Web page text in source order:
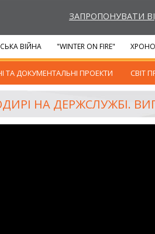
ЗАПРОПОНУВАТИ
ТА ДОКУМЕНТАЛЬНІ ПРОЕКТИ СВІТ
ВІЙНА "WINTER ON FIRE"
НА ДЕРЖСЛУЖБІ.